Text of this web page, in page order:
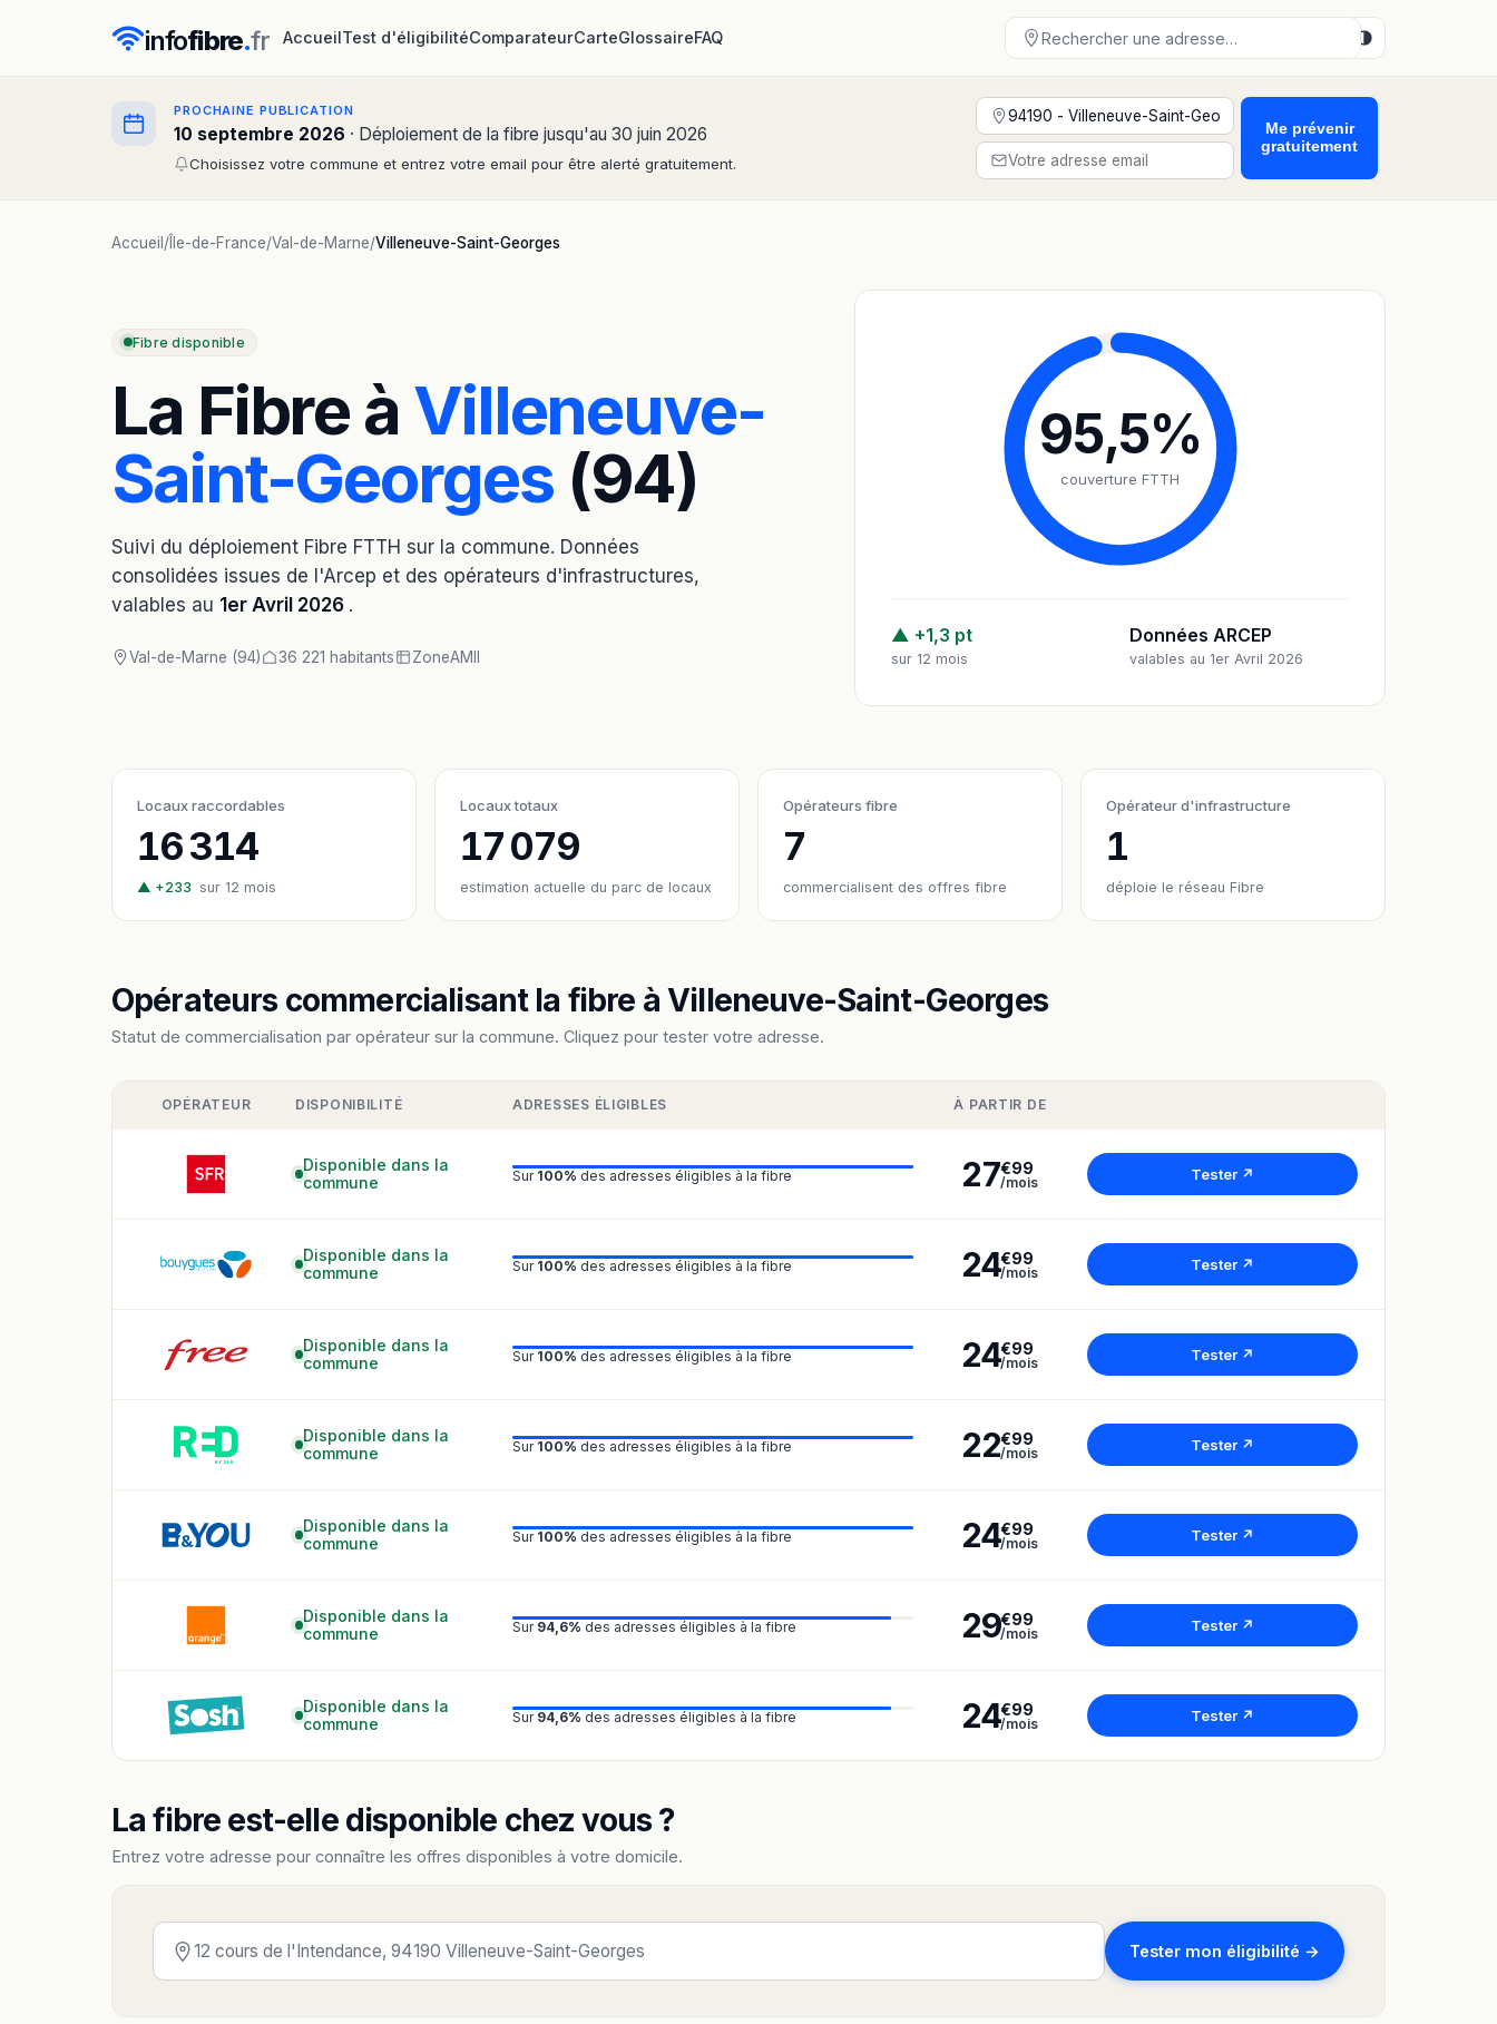
infofibre.fr AccueilTest d'éligibilitéComparateurCarteGlossaireFAQ
PROCHAINE PUBLICATION
10 septembre 2026 · Déploiement de la fibre jusqu'au 30 juin 2026
Choisissez votre commune et entrez votre email pour être alerté gratuitement.
Me prévenir
gratuitement
Accueil / Île-de-France/Val-de-Marne/Villeneuve-Saint-Georges
Fibre disponible
La Fibre à Villeneuve-
Saint-Georges(94)
Suivi du déploiement Fibre FTTH sur la commune. Données
consolidées issues de l'Arcep et des opérateurs d'infrastructures,
valables au 1er Avril 2026 .
Val-de-Marne (94) 36 221 habitants ZoneAMII
95,5%
couverture FTTH
▲ +1,3 pt
sur 12 mois
Données ARCEP
valables au 1er Avril 2026
Locaux raccordables
16 314
▲ +233 sur 12 mois
Locaux totaux
17 079
estimation actuelle du parc de locaux
Opérateurs fibre
7
commercialisent des offres fibre
Opérateur d'infrastructure
1
déploie le réseau Fibre
Opérateurs commercialisant la fibre à Villeneuve-Saint-Georges
Statut de commercialisation par opérateur sur la commune. Cliquez pour tester votre adresse.
OPÉRATEUR DISPONIBILITÉ ADRESSES ÉLIGIBLES À PARTIR DE
Disponible dans la
commune
Sur 100% des adresses éligibles à la fibre 27€99
/mois Tester ↗
Disponible dans la
commune
Sur 100% des adresses éligibles à la fibre 24€99
/mois Tester ↗
Disponible dans la
commune
Sur 100% des adresses éligibles à la fibre 24€99
/mois Tester ↗
Disponible dans la
commune
Sur 100% des adresses éligibles à la fibre 22€99
/mois Tester ↗
Disponible dans la
commune
Sur 100% des adresses éligibles à la fibre 24€99
/mois Tester ↗
Disponible dans la
commune
Sur 94,6% des adresses éligibles à la fibre 29€99
/mois Tester ↗
Disponible dans la
commune
Sur 94,6% des adresses éligibles à la fibre 24€99
/mois Tester ↗
La fibre est-elle disponible chez vous ?
Entrez votre adresse pour connaître les offres disponibles à votre domicile.
Tester mon éligibilité →